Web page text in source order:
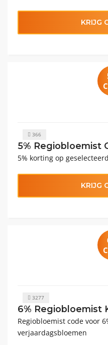
KRIJG
366
5% Regiobloemist
5% korting op
KRIJG
3277
6% Regiobloemist
Regiobloemist code voor
verjaardagsbloemen